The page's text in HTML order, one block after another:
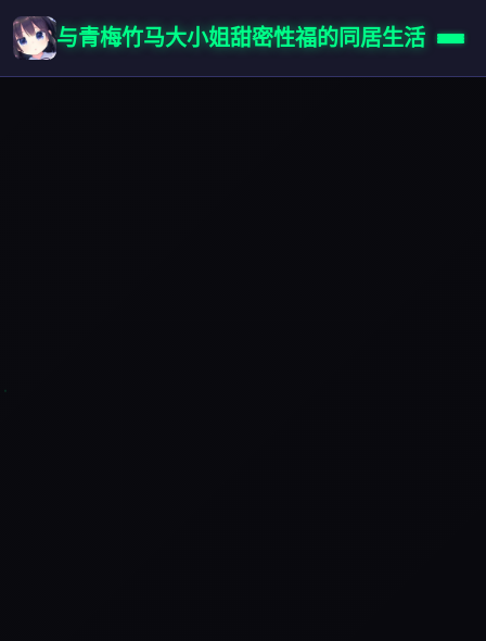
与青梅竹马大小姐甜密性福的同居生活